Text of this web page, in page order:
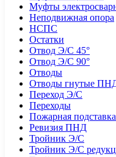
Муфты
Неподвижная опора
НСПС
Остатки
Отвод Э/С 45°
Отвод Э/С 90°
Отводы
Отводы гнутые
Переход Э/С
Переходы
Пожарная
Ревизия ПНД
Тройник Э/С
Тройник Э/С